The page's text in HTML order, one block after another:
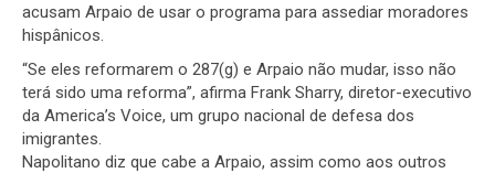
acusam Arpaio de usar o programa para assediar moradores
hispânicos.
“Se eles reformarem o 287(g) e Arpaio não mudar, isso não
terá sido uma reforma”, afirma Frank Sharry, diretor-executivo
da America’s Voice, um grupo nacional de defesa dos
imigrantes.
Napolitano diz que cabe a Arpaio, assim como aos outros